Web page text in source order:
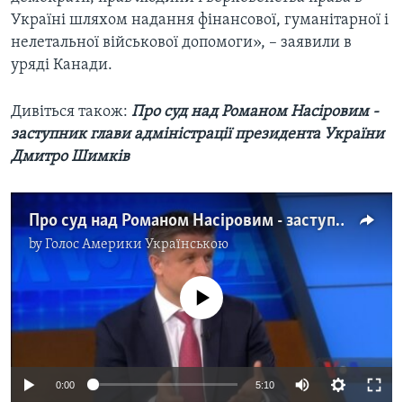
Україні шляхом надання фінансової, гуманітарної і
нелетальної військової допомоги», – заявили в
уряді Канади.
Дивіться також: Про суд над Романом Насіровим -
заступник глави адміністрації президента України
Дмитро Шимків
Про суд над Романом Насіровим - заступник глави адміністрації президента України Дмитро Шимків. Відео
byГолос Америки Українською
No media source currently available
0:00 5:10